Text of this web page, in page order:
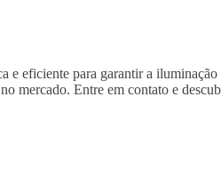
e eficiente para garantir a
mercado. Entre em contato e